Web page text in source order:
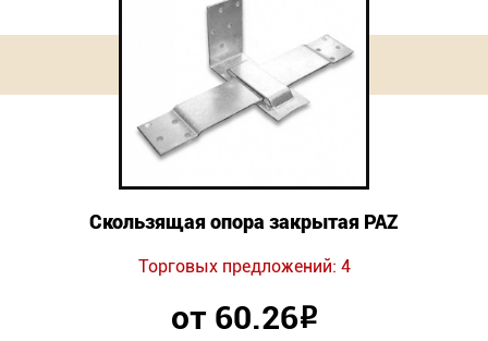
Скользящая опора закрытая PAZ
Торговых предложений: 4
от 60.26Р